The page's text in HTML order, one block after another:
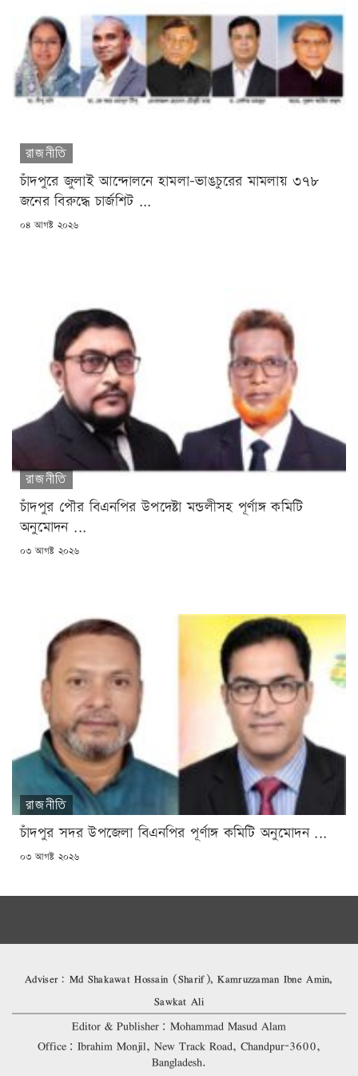
রাজনীতি
চাঁদপুরে জুলাই আন্দোলনে হামলা-ভাঙচুরের মামলায় ৩৭৮
জনের বিরুদ্ধে চার্জশিট ...
POSTED
০৪ আগষ্ট ২০২৬
রাজনীতি
চাঁদপুর পৌর বিএনপির উপদেষ্টা মন্ডলীসহ পূর্ণাঙ্গ কমিটি
অনুমোদন ...
POSTED
০৩ আগষ্ট ২০২৬
রাজনীতি
চাঁদপুর সদর উপজেলা বিএনপির পূর্ণাঙ্গ কমিটি অনুমোদন ...
POSTED
০৩ আগষ্ট ২০২৬
Adviser: Md Shakawat Hossain (Sharif), Kamruzzaman Ibne Amin,
Sawkat Ali
Editor & Publisher: Mohammad Masud Alam
Office: Ibrahim Monjil, New Track Road, Chandpur-3600,
Bangladesh.